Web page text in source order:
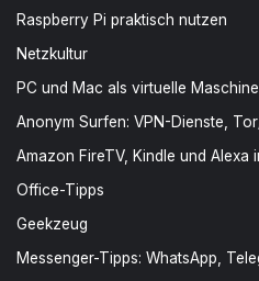
Raspberry Pi praktisch nutzen
Netzkultur
PC und Mac als virtuelle
Anonym Surfen: VPN-Dienste,
Amazon FireTV, Kindle und Alexa
Office-Tipps
Geekzeug
Messenger-Tipps: WhatsApp,